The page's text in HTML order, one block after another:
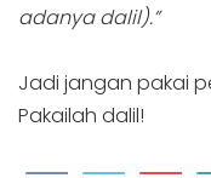
adanya dalil).”
Jadi jangan pakai
Pakailah dalil!